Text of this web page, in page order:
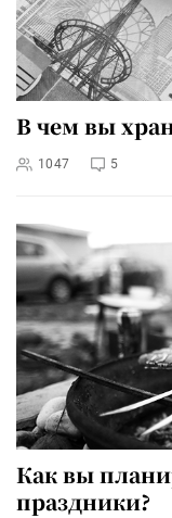
В чем вы
1047 5
Как вы
праздники?